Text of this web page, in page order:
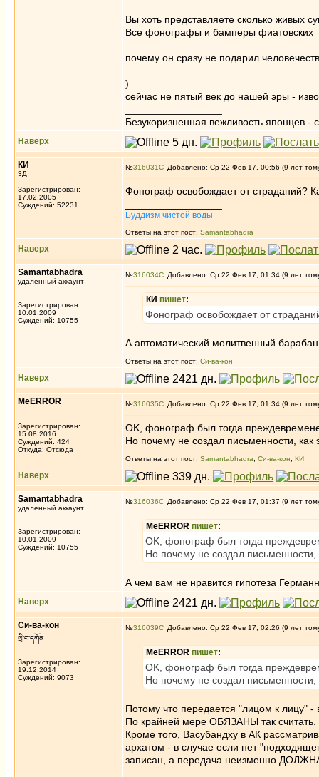
Вы хоть представляете сколько живых
Все фонографы и бамперы фиатовских
почему он сразу не подарил
)
сейчас не пятый век до нашей эры -
Безукоризненная вежливость японцев -
Наверх
КИ
3Д
Зарегистрирован:
17.02.2005
Суждений: 52231
№316031 Добавлено: Ср 22 Фев 17, 00:56 (9 лет
Фонограф освобождает от страданий?
Буддизм чистой воды
Ответы на этот пост: Samantabhadra
Наверх
Samantabhadra
удаленный аккаунт
Зарегистрирован:
10.01.2009
Суждений: 10755
№316034 Добавлено: Ср 22 Фев 17, 01:34 (9 лет
КИ пишет:
Фонограф освобождает от
А автоматический молитвенный
Ответы на этот пост: Си-ва-кон
Наверх
MeERROR
Зарегистрирован:
15.08.2016
Суждений: 424
Откуда: Отсюда
№316035 Добавлено: Ср 22 Фев 17, 01:34 (9 лет
OK, фонограф был тогда
Но почему не создал письменности, как
Ответы на этот пост: Samantabhadra Си-ва-кон КИ
Наверх
Samantabhadra
удаленный аккаунт
Зарегистрирован:
10.01.2009
Суждений: 10755
№316036 Добавлено: Ср 22 Фев 17, 01:37 (9 лет
MeERROR пишет:
OK, фонограф был тогда
Но почему не создал письменности,
А чем вам не нравится гипотеза
Наверх
Си-ва-кон
སྲི་བ་དཀོན
Зарегистрирован:
19.12.2014
Суждений: 9073
№316039 Добавлено: Ср 22 Фев 17, 02:26 (9 лет
MeERROR пишет:
OK, фонограф был тогда
Но почему не создал письменности,
Потому что передается "лицом к лицу"
По крайней мере ОБЯЗАНЫ так считать.
Кроме того, Васубандху в АК
архатом - в случае если нет
записан, а передача неизменно